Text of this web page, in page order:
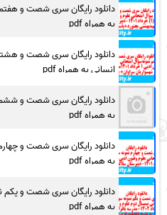
دانلود رایگان سری شصت و
به همراه pdf
دانلود رایگان سری شصت و
انسانی به همراه pdf
دانلود رایگان سری شصت و
به همراه pdf
دانلود رایگان سری شصت و
به همراه pdf
دانلود رایگان سری شصت و یکم
به همراه pdf